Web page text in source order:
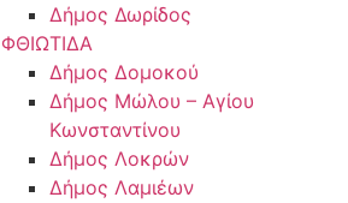
Δήμος Δωρίδος
ΦΘΙΩΤΙΔΑ
Δήμος Δομοκού
Δήμος Μώλου – Αγίου
Κωνσταντίνου
Δήμος Λοκρών
Δήμος Λαμιέων